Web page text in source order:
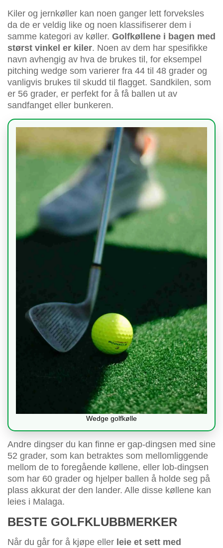
Kiler og jernkøller kan noen ganger lett forveksles
da de er veldig like og noen klassifiserer dem i
samme kategori av køller. Golfkøllene i bagen med
størst vinkel er kiler. Noen av dem har spesifikke
navn avhengig av hva de brukes til, for eksempel
pitching wedge som varierer fra 44 til 48 grader og
vanligvis brukes til skudd til flagget. Sandkilen, som
er 56 grader, er perfekt for å få ballen ut av
sandfanget eller bunkeren.
Wedge golfkølle
Andre dingser du kan finne er gap-dingsen med sine
52 grader, som kan betraktes som mellomliggende
mellom de to foregående køllene, eller lob-dingsen
som har 60 grader og hjelper ballen å holde seg på
plass akkurat der den lander. Alle disse køllene kan
leies i Malaga.
BESTE GOLFKLUBBMERKER
Når du går for å kjøpe eller leie et sett med